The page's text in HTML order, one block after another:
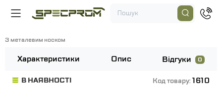
З металевим носком
Характеристики Опис Відгуки 0
В НАЯВНОСТІ Код товару:1610